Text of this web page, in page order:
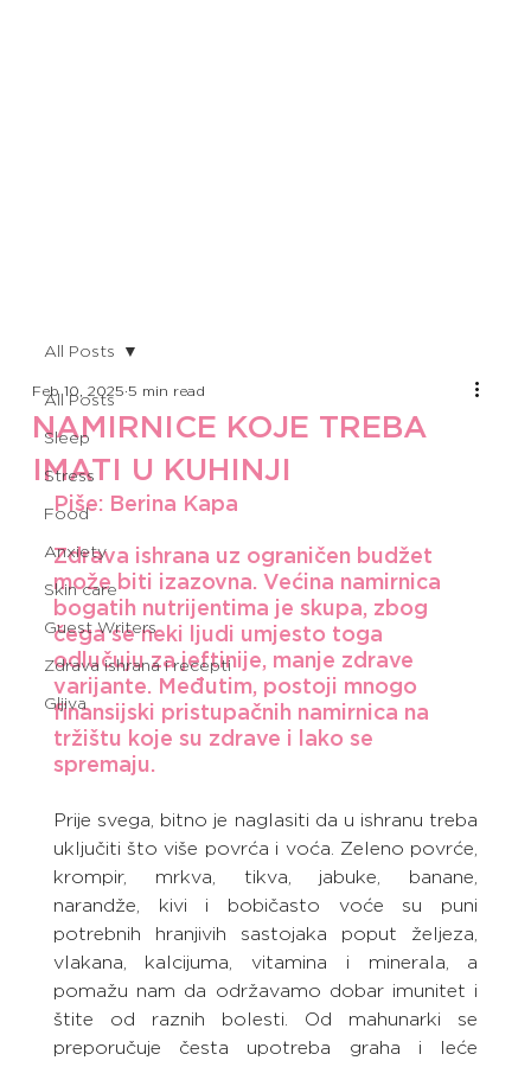
All Posts
Sleep
Stress
Food
Anxiety
Skin care
Guest Writers
Zdrava ishrana i recepti
Gljiva
All Posts
NAMIRNICE KOJE TREBA
IMATI U KUHINJI
Feb 10, 2025 5 min read
Piše: Berina Kapa
Zdrava ishrana uz ograničen budžet
može biti izazovna. Većina namirnica
bogatih nutrijentima je skupa, zbog
čega se neki ljudi umjesto toga
odlučuju za jeftinije, manje zdrave
varijante. Međutim, postoji mnogo
finansijski pristupačnih namirnica na
tržištu koje su zdrave i lako se
spremaju.
Prije svega, bitno je naglasiti da u ishranu treba
uključiti što više povrća i voća. Zeleno povrće,
krompir, mrkva, tikva, jabuke, banane,
narandže, kivi i bobičasto voće su puni
potrebnih hranjivih sastojaka poput željeza,
vlakana, kalcijuma, vitamina i minerala, a
pomažu nam da održavamo dobar imunitet i
štite od raznih bolesti. Od mahunarki se
preporučuje česta upotreba graha i leće